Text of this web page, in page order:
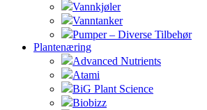
Vannkjøler
Vanntanker
Pumper – Diverse Tilbehør
Plantenæring
Advanced Nutrients
Atami
BiG Plant Science
Biobizz